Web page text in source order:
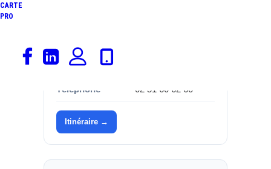
CARTE
PRO
Région
Téléphone 02 51 60 62 60
Itinéraire →